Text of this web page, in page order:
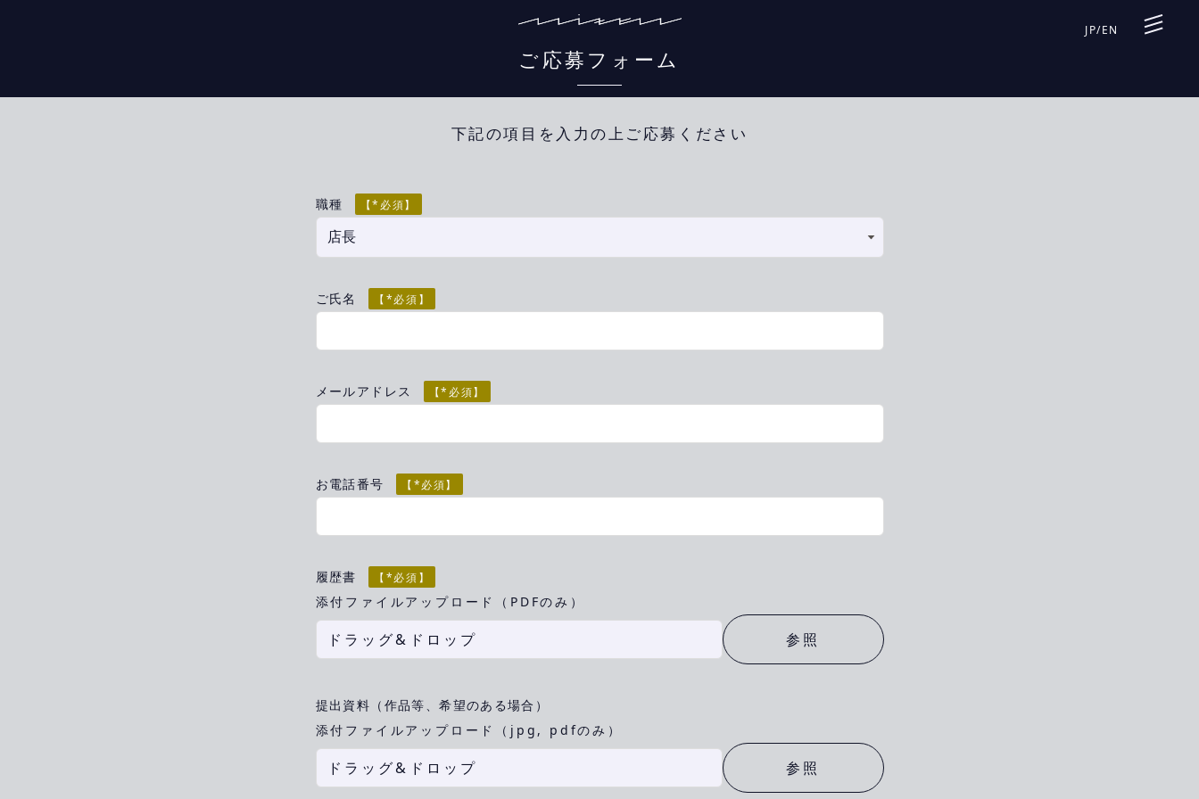
JP/EN
ご応募フォーム
下記の項目を入力の上ご応募ください
職種 【*必須】
ご氏名 【*必須】
メールアドレス 【*必須】
お電話番号 【*必須】
履歴書 【*必須】
添付ファイルアップロード（PDFのみ）
ドラッグ&ドロップ 参照
提出資料（作品等、希望のある場合）
添付ファイルアップロード（jpg, pdfのみ）
ドラッグ&ドロップ 参照